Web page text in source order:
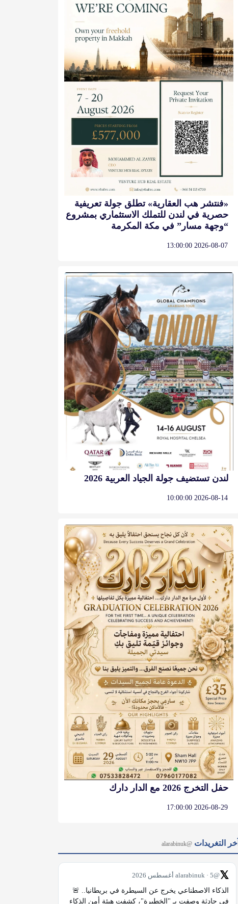
«فنتشر هب العقارية» تطلق جولة تعريفية
حصرية في لندن للتملك الاستثماري بمشروع
“وجهة مسار” في مكة المكرمة
2026-08-07 13:00:00
لندن تستضيف جولة الجياد العربية 2026
2026-08-14 10:00:00
حفل التخرج 2026 مع الدار دارك
2026-08-29 17:00:00
آخر التغريدات @alarabinuk
𝕏@alarabinuk · 5 أغسطس 2026